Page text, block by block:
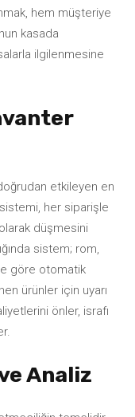
hem müşteriye
kasada
ilgilenmesine
etkileyen en
her siparişle
düşmesini
sistem; rom,
göre otomatik
ürünler için uyarı
önler, israfı
Analiz